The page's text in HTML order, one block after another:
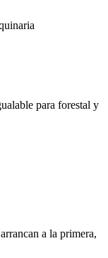
para forestal y
a la primera,